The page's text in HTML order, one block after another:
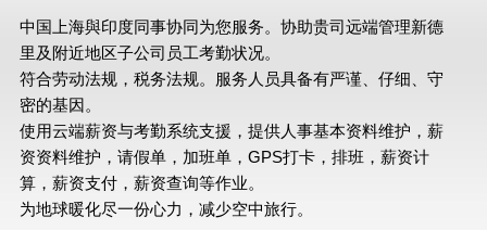
中国上海與印度同事协同为您服务。协助贵司远端管理新德
里及附近地区子公司员工考勤状况。
符合劳动法规，税务法规。服务人员具备有严谨、仔细、守
密的基因。
使用云端薪资与考勤系统支援，提供人事基本资料维护，薪
资资料维护，请假单，加班单，GPS打卡，排班，薪资计
算，薪资支付，薪资查询等作业。
为地球暖化尽一份心力，减少空中旅行。